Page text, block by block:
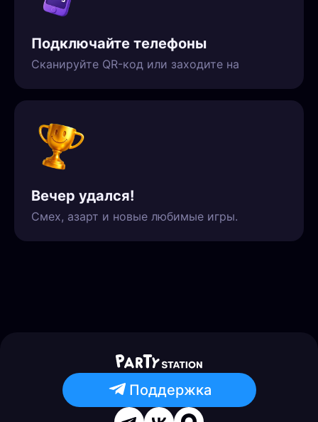
Подключайте телефоны
Сканируйте QR-код или заходите на
Вечер удался!
Смех, азарт и новые любимые игры.
Поддержка